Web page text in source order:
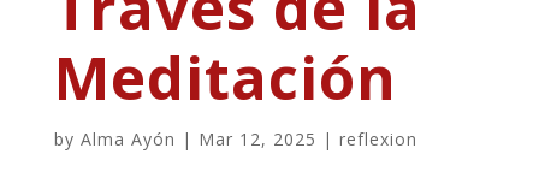
Meditación
by Alma Ayón | Mar 12, 2025 | reflexion